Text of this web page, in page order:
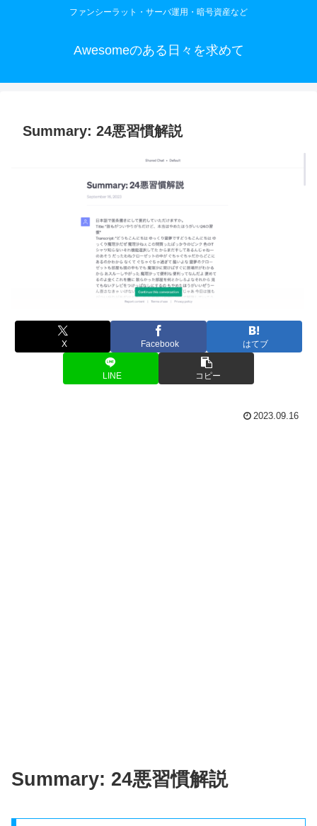
ファンシーラット・サーバ運用・暗号資産など
Awesomeのある日々を求めて
Summary: 24悪習慣解説
X Facebook はてブ
LINE コピー
2023.09.16
Summary: 24悪習慣解説